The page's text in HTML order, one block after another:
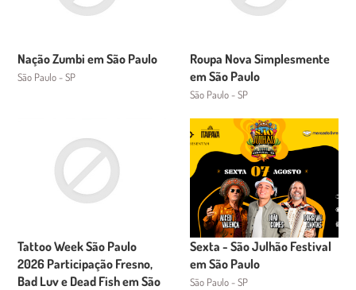
Nação Zumbi em São Paulo
São Paulo - SP
Roupa Nova Simplesmente
em São Paulo
São Paulo - SP
Tattoo Week São Paulo
2026 Participação Fresno,
Bad Luv e Dead Fish em São
Sexta - São Julhão Festival
em São Paulo
São Paulo - SP